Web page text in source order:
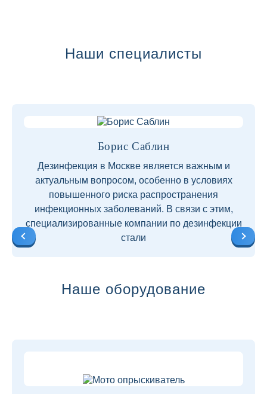
Наши специалисты
Борис Саблин
Дезинфекция в Москве является важным и
актуальным вопросом, особенно в условиях
повышенного риска распространения
инфекционных заболеваний. В связи с этим,
специализированные компании по дезинфекции
стали
Наше оборудование